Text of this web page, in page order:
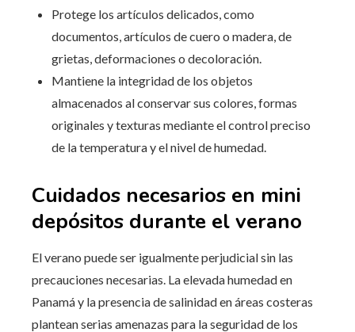
Protege los artículos delicados, como
documentos, artículos de cuero o madera, de
grietas, deformaciones o decoloración.
Mantiene la integridad de los objetos
almacenados al conservar sus colores, formas
originales y texturas mediante el control preciso
de la temperatura y el nivel de humedad.
Cuidados necesarios en mini
depósitos durante el verano
El verano puede ser igualmente perjudicial sin las
precauciones necesarias. La elevada humedad en
Panamá y la presencia de salinidad en áreas costeras
plantean serias amenazas para la seguridad de los